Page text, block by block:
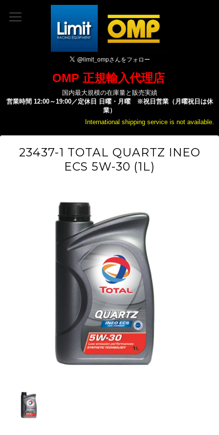
OMP 正規輸入代理店
国内最大規模の在庫量と販売実績
営業時間 12:00～19:00／定休日 日曜・月曜 ※祝日営業（月曜祝日は休
業）
International shipping service is not available.
23437-1 TOTAL QUARTZ INEO
ECS 5W-30 (1L)